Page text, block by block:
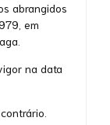
abrangidos
em
na data